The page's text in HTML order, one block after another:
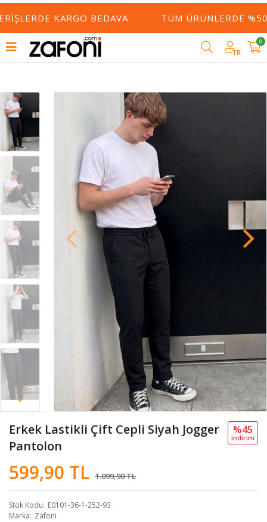
KARGO BEDAVA TÜM ÜRÜNLERDE
TR
0
Erkek Lastikli Çift Cepli Siyah Jogger
Pantolon
599,90 TL 1.099,90 TL
%45
i̇ndi̇ri̇m
Stok Kodu E0101-36-1-252-93
Marka Zafoni